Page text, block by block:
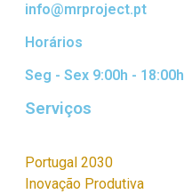
info@mrproject.pt
Horários
Seg - Sex 9:00h - 18:00h
Serviços
Portugal 2030
Inovação Produtiva